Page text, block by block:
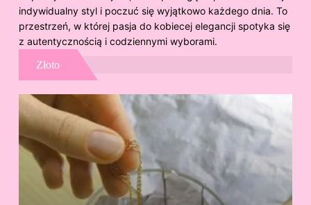
indywidualny styl i poczuć się wyjątkowo każdego dnia. To
przestrzeń, w której pasja do kobiecej elegancji spotyka się
z autentycznością i codziennymi wyborami.
Złoto